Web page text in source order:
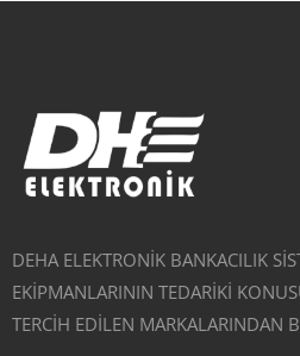
DEHA ELEKTRONİK BANKACILIK
EKİPMANLARININ TEDARİKİ
TERCİH EDİLEN MARKALARINDAN